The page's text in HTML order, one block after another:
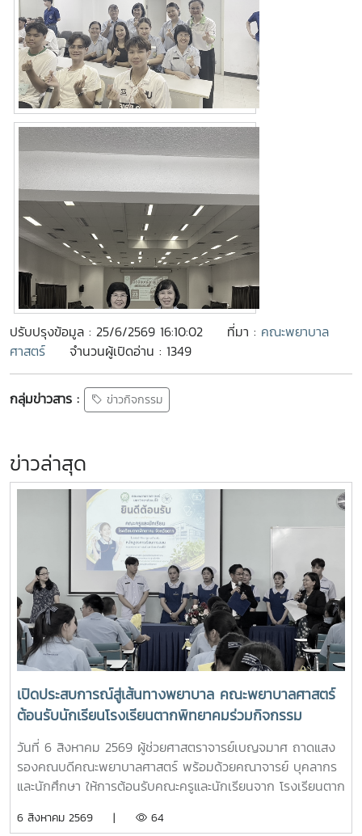
ปรับปรุงข้อมูล : 25/6/2569 16:10:02 ที่มา : คณะพยาบาล
ศาสตร์
จำนวนผู้เปิดอ่าน : 1349
กลุ่มข่าวสาร : ข่าวกิจกรรม
ข่าวล่าสุด
เปิดประสบการณ์สู่เส้นทางพยาบาล คณะพยาบาลศาสตร์
ต้อนรับนักเรียนโรงเรียนตากพิทยาคมร่วมกิจกรรม
"Future Nurse Portfolio"
วันที่ 6 สิงหาคม 2569 ผู้ช่วยศาสตราจารย์เบญจมาศ ถาดแสง
รองคณบดีคณะพยาบาลศาสตร์ พร้อมด้วยคณาจารย์ บุคลากร
และนักศึกษา ให้การต้อนรับคณะครูและนักเรียนจาก โรงเรียนตาก
ศึกษาต่อด้านพยาบาลศาสตร์ ณ ห้อง E403 ชั้น 4ในการนี้ ผู้
6 สิงหาคม 2569 | 64